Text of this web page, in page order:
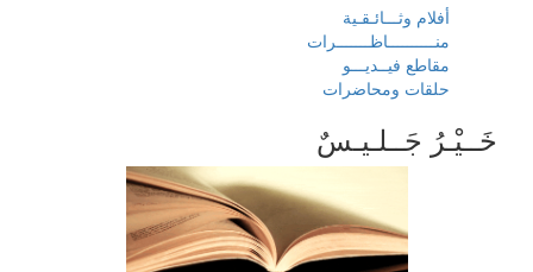
أفلام وثـــائـقـية
منــــــــــاظـــــــرات
مقاطع فيــديـــو
حلقات ومحاضرات
خَــيْـرُ جَــلـيـسٌ